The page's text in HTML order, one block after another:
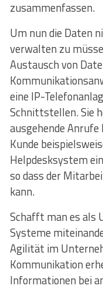
zusammenfassen.
Um nun die Daten
verwalten zu
Austausch von
eine IP-
Schnittstellen. Sie
ausgehende
Kunde
Helpdesksystem
so dass der
kann.
Schafft man es als
Systeme
Agilität im
Kommunikation
Informationen bei